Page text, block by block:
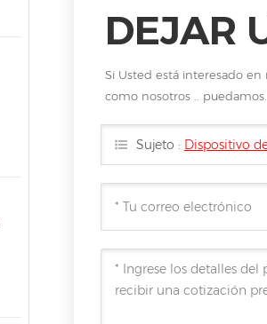
DEJAR
Si Usted está interesado
como nosotros .. puedamos.
Sujeto : Dispositivo